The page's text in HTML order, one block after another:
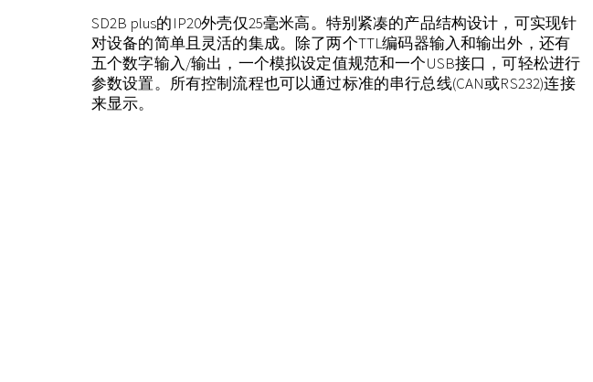
SD2B plus的IP20外壳仅25毫米高。特别紧凑的产品结构设计，可实现针
对设备的简单且灵活的集成。除了两个TTL编码器输入和输出外，还有
五个数字输入/输出，一个模拟设定值规范和一个USB接口，可轻松进行
参数设置。所有控制流程也可以通过标准的串行总线(CAN或RS232)连接
来显示。